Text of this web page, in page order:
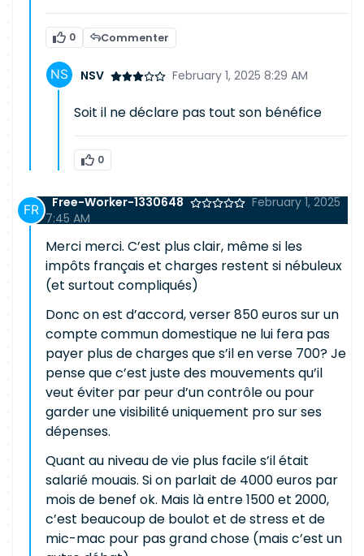
0 Commenter
NSV February 1, 2025 8:29 AM
Soit il ne déclare pas tout son bénéfice
0
Free-Worker-1330648
February 1, 2025
7:45 AM
Merci merci. C’est plus clair, même si les
impôts français et charges restent si nébuleux
(et surtout compliqués)
Donc on est d’accord, verser 850 euros sur un
compte commun domestique ne lui fera pas
payer plus de charges que s’il en verse 700? Je
pense que c’est juste des mouvements qu’il
veut éviter par peur d’un contrôle ou pour
garder une visibilité uniquement pro sur ses
dépenses.
Quant au niveau de vie plus facile s’il était
salarié mouais. Si on parlait de 4000 euros par
mois de benef ok. Mais là entre 1500 et 2000,
c’est beaucoup de boulot et de stress et de
mic-mac pour pas grand chose (mais c’est un